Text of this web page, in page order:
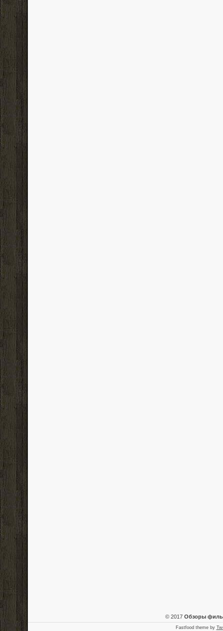
© 2017 Обзоры
Fastfood theme by